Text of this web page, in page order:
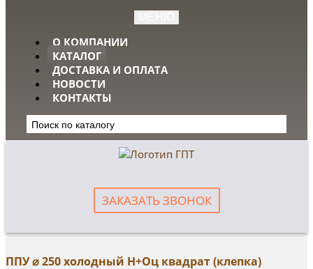
О КОМПАНИИ
КАТАЛОГ
ДОСТАВКА И ОПЛАТА
НОВОСТИ
КОНТАКТЫ
ЗАКАЗАТЬ ЗВОНОК
ППУ ⌀ 250 холодный Н+Оц квадрат (клепка)